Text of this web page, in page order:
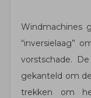
Windmachines
“inversielaag”
vorstschade.
gekanteld om
trekken om